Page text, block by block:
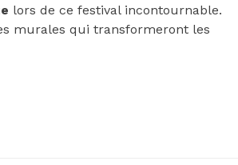
lors de ce festival incontournable.
murales qui transformeront les